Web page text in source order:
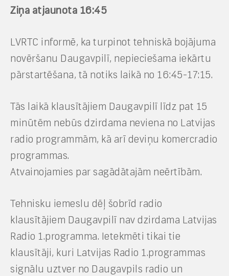
Ziņa atjaunota 16:45
LVRTC informē, ka turpinot tehniskā bojājuma
novēršanu Daugavpilī, nepieciešama iekārtu
pārstartēšana, tā notiks laikā no 16:45-17:15.
Tās laikā klausītājiem Daugavpilī līdz pat 15
minūtēm nebūs dzirdama neviena no Latvijas
radio programmām, kā arī deviņu komercradio
programmas.
Atvainojamies par sagādātajām neērtībām.
Tehnisku iemeslu dēļ šobrīd radio
klausītājiem Daugavpilī nav dzirdama Latvijas
Radio 1.programma. Ietekmēti tikai tie
klausītāji, kuri Latvijas Radio 1.programmas
signālu uztver no Daugavpils radio un